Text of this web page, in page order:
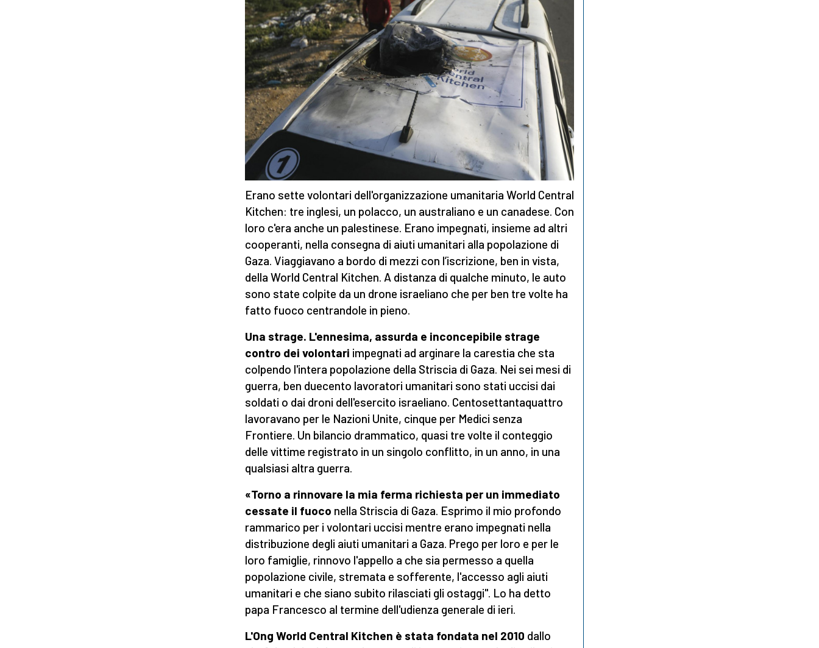
Erano sette volontari dell'organizzazione umanitaria World Central
Kitchen: tre inglesi, un polacco, un australiano e un canadese. Con
loro c'era anche un palestinese. Erano impegnati, insieme ad altri
cooperanti, nella consegna di aiuti umanitari alla popolazione di
Gaza. Viaggiavano a bordo di mezzi con l’iscrizione, ben in vista,
della World Central Kitchen. A distanza di qualche minuto, le auto
sono state colpite da un drone israeliano che per ben tre volte ha
fatto fuoco centrandole in pieno.
Una strage. L'ennesima, assurda e inconcepibile strage
contro dei volontari impegnati ad arginare la carestia che sta
colpendo l'intera popolazione della Striscia di Gaza. Nei sei mesi di
guerra, ben duecento lavoratori umanitari sono stati uccisi dai
soldati o dai droni dell'esercito israeliano. Centosettantaquattro
lavoravano per le Nazioni Unite, cinque per Medici senza
Frontiere. Un bilancio drammatico, quasi tre volte il conteggio
delle vittime registrato in un singolo conflitto, in un anno, in una
qualsiasi altra guerra.
«Torno a rinnovare la mia ferma richiesta per un immediato
cessate il fuoco nella Striscia di Gaza. Esprimo il mio profondo
rammarico per i volontari uccisi mentre erano impegnati nella
distribuzione degli aiuti umanitari a Gaza. Prego per loro e per le
loro famiglie, rinnovo l'appello a che sia permesso a quella
popolazione civile, stremata e sofferente, l'accesso agli aiuti
umanitari e che siano subito rilasciati gli ostaggi". Lo ha detto
papa Francesco al termine dell'udienza generale di ieri.
L'Ong World Central Kitchen è stata fondata nel 2010 dallo